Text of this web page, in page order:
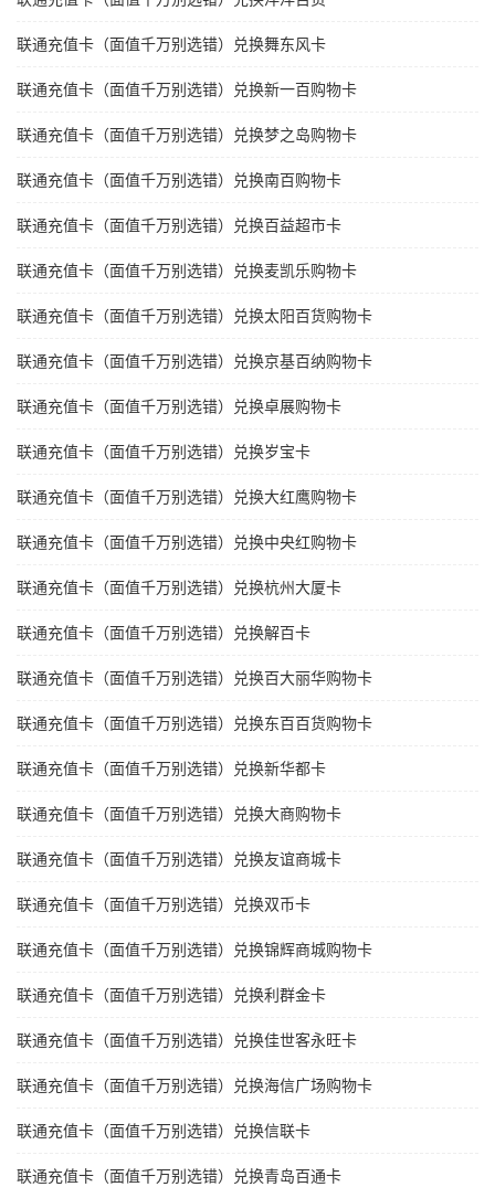
联通充值卡（面值千万别选错）兑换舞东风卡
联通充值卡（面值千万别选错）兑换新一百购物卡
联通充值卡（面值千万别选错）兑换梦之岛购物卡
联通充值卡（面值千万别选错）兑换南百购物卡
联通充值卡（面值千万别选错）兑换百益超市卡
联通充值卡（面值千万别选错）兑换麦凯乐购物卡
联通充值卡（面值千万别选错）兑换太阳百货购物卡
联通充值卡（面值千万别选错）兑换京基百纳购物卡
联通充值卡（面值千万别选错）兑换卓展购物卡
联通充值卡（面值千万别选错）兑换岁宝卡
联通充值卡（面值千万别选错）兑换大红鹰购物卡
联通充值卡（面值千万别选错）兑换中央红购物卡
联通充值卡（面值千万别选错）兑换杭州大厦卡
联通充值卡（面值千万别选错）兑换解百卡
联通充值卡（面值千万别选错）兑换百大丽华购物卡
联通充值卡（面值千万别选错）兑换东百百货购物卡
联通充值卡（面值千万别选错）兑换新华都卡
联通充值卡（面值千万别选错）兑换大商购物卡
联通充值卡（面值千万别选错）兑换友谊商城卡
联通充值卡（面值千万别选错）兑换双币卡
联通充值卡（面值千万别选错）兑换锦辉商城购物卡
联通充值卡（面值千万别选错）兑换利群金卡
联通充值卡（面值千万别选错）兑换佳世客永旺卡
联通充值卡（面值千万别选错）兑换海信广场购物卡
联通充值卡（面值千万别选错）兑换信联卡
联通充值卡（面值千万别选错）兑换青岛百通卡